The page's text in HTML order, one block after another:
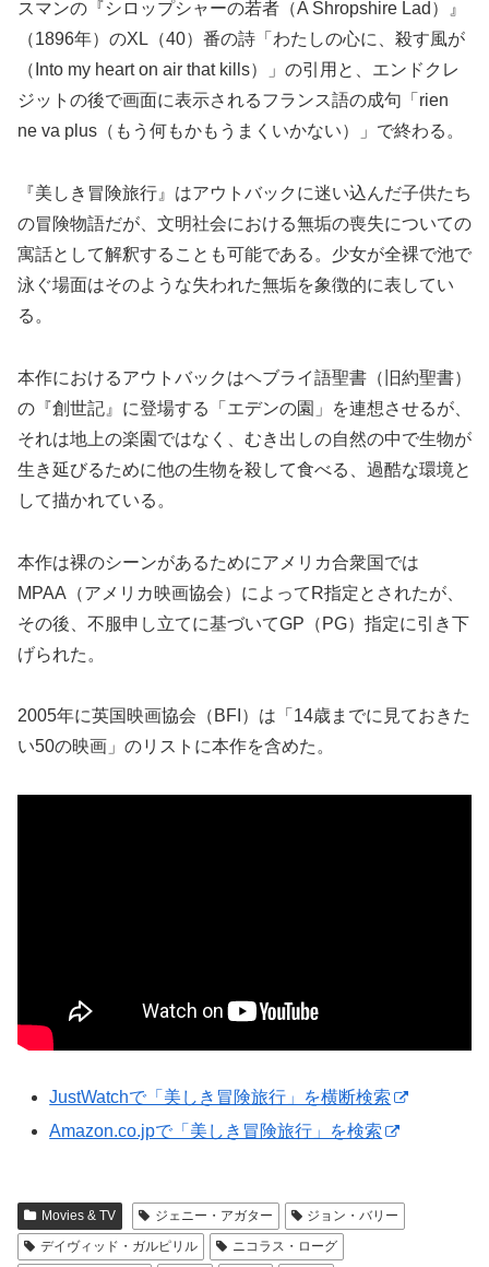
スマンの『シロップシャーの若者（A Shropshire Lad）』
（1896年）のXL（40）番の詩「わたしの心に、殺す風が
（Into my heart on air that kills）」の引用と、エンドクレ
ジットの後で画面に表示されるフランス語の成句「rien
ne va plus（もう何もかもうまくいかない）」で終わる。
『美しき冒険旅行』はアウトバックに迷い込んだ子供たち
の冒険物語だが、文明社会における無垢の喪失についての
寓話として解釈することも可能である。少女が全裸で池で
泳ぐ場面はそのような失われた無垢を象徴的に表してい
る。
本作におけるアウトバックはヘブライ語聖書（旧約聖書）
の『創世記』に登場する「エデンの園」を連想させるが、
それは地上の楽園ではなく、むき出しの自然の中で生物が
生き延びるために他の生物を殺して食べる、過酷な環境と
して描かれている。
本作は裸のシーンがあるためにアメリカ合衆国では
MPAA（アメリカ映画協会）によってR指定とされたが、
その後、不服申し立てに基づいてGP（PG）指定に引き下
げられた。
2005年に英国映画協会（BFI）は「14歳までに見ておきた
い50の映画」のリストに本作を含めた。
JustWatchで「美しき冒険旅行」を横断検索
Amazon.co.jpで「美しき冒険旅行」を検索
Movies & TV ジェニー・アガター
ジョン・バリー
デイヴィッド・ガルピリル
ニコラス・ローグ